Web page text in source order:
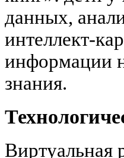
данных,
интеллект-
информации
знания.
Виртуальная